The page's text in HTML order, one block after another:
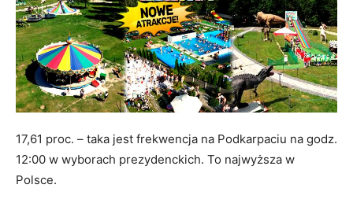
17,61 proc. – taka jest frekwencja na Podkarpaciu na godz.
12:00 w wyborach prezydenckich. To najwyższa w
Polsce.